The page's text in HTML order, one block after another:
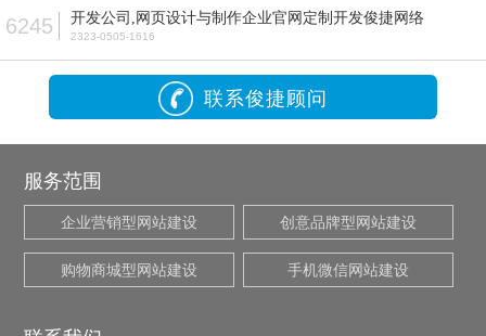
6245 开发公司,网页设计与制作企业官网定制开发俊捷网络
2323-0505-1616
联系俊捷顾问
服务范围
企业营销型网站建设 创意品牌型网站建设
购物商城型网站建设 手机微信网站建设